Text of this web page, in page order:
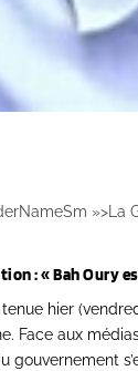
»>La
: « Bah Oury
hier
Face aux
gouvernement